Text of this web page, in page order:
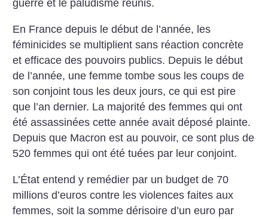
guerre et le paludisme réunis.
En France depuis le début de l’année, les
féminicides se multiplient sans réaction concrète
et efficace des pouvoirs publics. Depuis le début
de l’année, une femme tombe sous les coups de
son conjoint tous les deux jours, ce qui est pire
que l’an dernier. La majorité des femmes qui ont
été assassinées cette année avait déposé plainte.
Depuis que Macron est au pouvoir, ce sont plus de
520 femmes qui ont été tuées par leur conjoint.
L’État entend y remédier par un budget de 70
millions d’euros contre les violences faites aux
femmes, soit la somme dérisoire d’un euro par